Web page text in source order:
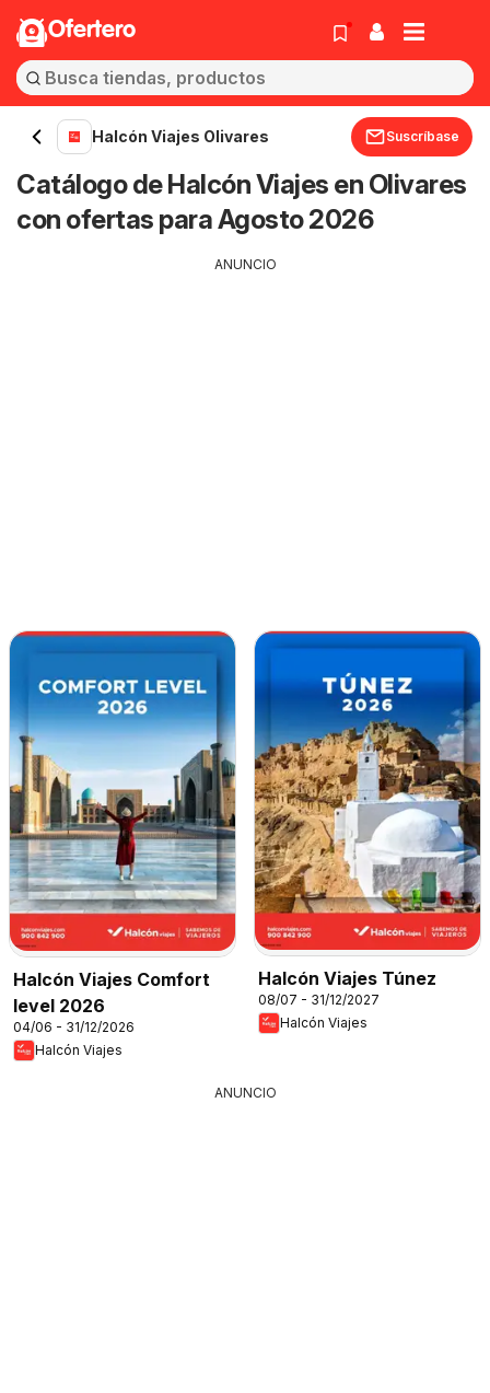
Ofertero
Halcón Viajes Olivares Suscríbase
Catálogo de Halcón Viajes en Olivares
con ofertas para Agosto 2026
ANUNCIO
Halcón Viajes Comfort
level 2026
04/06 - 31/12/2026
Halcón Viajes
Halcón Viajes Túnez
08/07 - 31/12/2027
Halcón Viajes
ANUNCIO